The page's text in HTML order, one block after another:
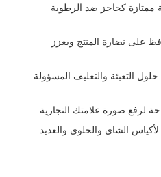
ممتازة كحاجز ضد الرطوبة
على نضارة المنتج ويعزز
التعبئة والتغليف المسؤولة
لرفع صورة علامتك التجارية
لأكياس الشاي والحلوى والعديد